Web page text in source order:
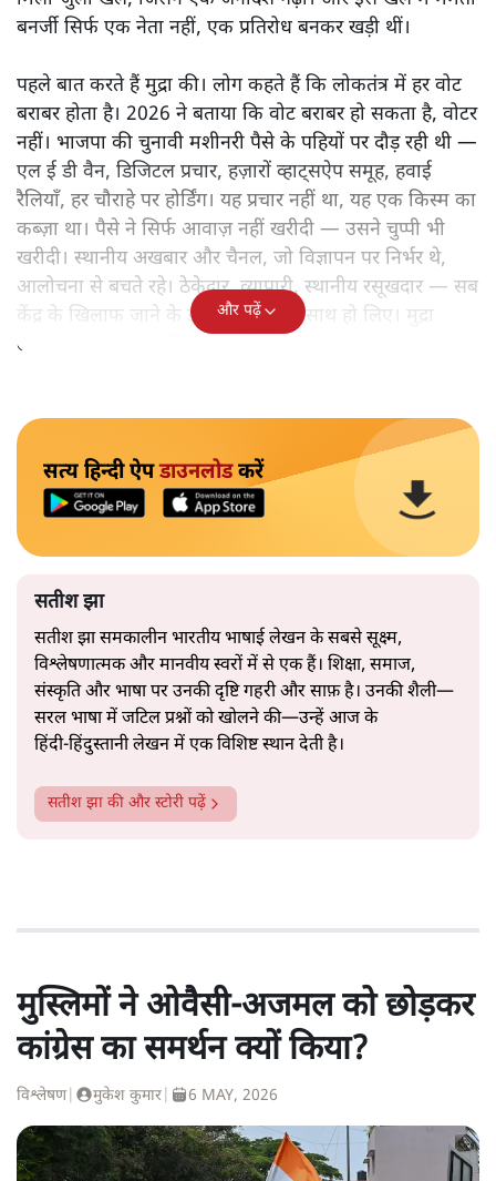
बनर्जी सिर्फ एक नेता नहीं, एक प्रतिरोध बनकर खड़ी थीं।
पहले बात करते हैं मुद्रा की। लोग कहते हैं कि लोकतंत्र में हर वोट
बराबर होता है। 2026 ने बताया कि वोट बराबर हो सकता है, वोटर
नहीं। भाजपा की चुनावी मशीनरी पैसे के पहियों पर दौड़ रही थी —
एल ई डी वैन, डिजिटल प्रचार, हज़ारों व्हाट्सऐप समूह, हवाई
रैलियाँ, हर चौराहे पर होर्डिंग। यह प्रचार नहीं था, यह एक किस्म का
कब्ज़ा था। पैसे ने सिर्फ आवाज़ नहीं खरीदी — उसने चुप्पी भी
खरीदी। स्थानीय अखबार और चैनल, जो विज्ञापन पर निर्भर थे,
आलोचना से बचते रहे। ठेकेदार, व्यापारी, स्थानीय रसूखदार — सब
केंद्र के खिलाफ जाने के डर से भाजपा के साथ हो लिए। मुद्रा
लोकतंत्र का साधन नहीं रही, वह नियंत्रण का औज़ार बन गई।
और पढ़ें
सत्य हिन्दी ऐपडाउनलोडकरें
सतीश झा
सतीश झा समकालीन भारतीय भाषाई लेखन के सबसे सूक्ष्म,
विश्लेषणात्मक और मानवीय स्वरों में से एक हैं। शिक्षा, समाज,
संस्कृति और भाषा पर उनकी दृष्टि गहरी और साफ़ है। उनकी शैली—
सरल भाषा में जटिल प्रश्नों को खोलने की—उन्हें आज के
हिंदी‑हिंदुस्तानी लेखन में एक विशिष्ट स्थान देती है।
सतीश झा की और स्टोरी पढ़ें
मुस्लिमों ने ओवैसी-अजमल को छोड़कर
कांग्रेस का समर्थन क्यों किया?
विश्लेषण| मुकेश कुमार 6 MAY, 2026